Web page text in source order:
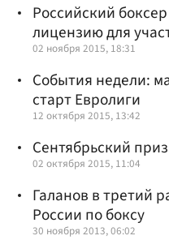
Российский
лицензию для
02 ноября 2015, 18:31
События недели:
старт Евролиги
12 октября 2015, 13:42
Сентябрьский
02 октября 2015, 11:04
Галанов в третий
России по боксу
30 ноября 2013, 06:02